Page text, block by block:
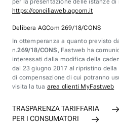
per la presentazione delle istanze
https://conciliaweb.agcom.it
Delibera AGCom 269/18/CONS
In ottemperanza a quanto previsto
n.269/18/CONS , Fastweb ha
interessati dalla modifica della
dal 23 giugno 2017 al ripristino
di compensazione di cui potranno
visita la tua area clienti MyFastweb
TRASPARENZA TARIFFARIA
PER I CONSUMATORI